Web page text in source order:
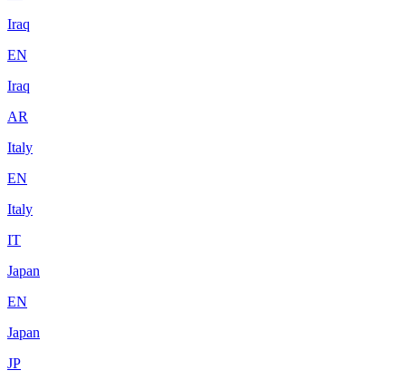
Iraq
EN
Iraq
AR
Italy
EN
Italy
IT
Japan
EN
Japan
JP